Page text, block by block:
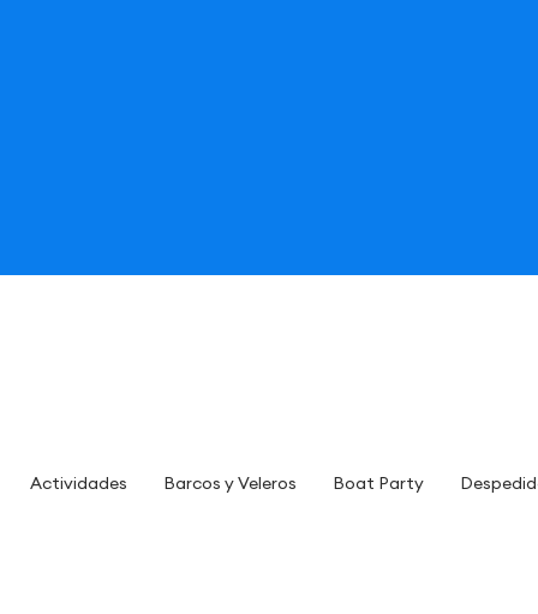
Actividades Barcos y Veleros Boat Party